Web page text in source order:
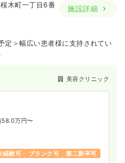
木町一丁目6番
施設詳細
定＞幅広い患者様に支持されてい
美容クリニック
58.0万円〜
経験可 ブランク可
第二新卒可